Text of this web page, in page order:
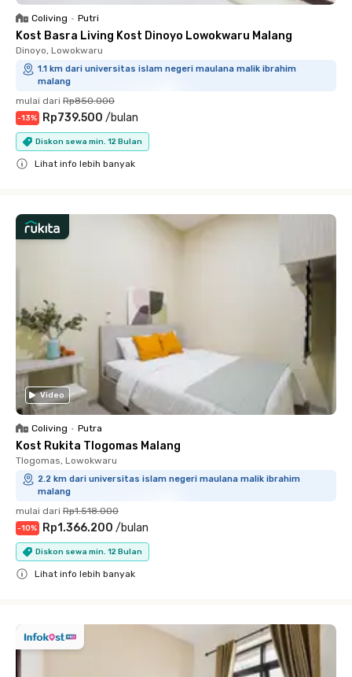
Coliving • Putri
Kost Basra Living Kost Dinoyo Lowokwaru Malang
Dinoyo, Lowokwaru
1.1 km dari universitas islam negeri maulana malik ibrahim
malang
mulai dari Rp850.000
-13% Rp739.500 /bulan
Diskon sewa min. 12 Bulan
Lihat info lebih banyak
Video
Coliving • Putra
Kost Rukita Tlogomas Malang
Tlogomas, Lowokwaru
2.2 km dari universitas islam negeri maulana malik ibrahim
malang
mulai dari Rp1.518.000
-10% Rp1.366.200 /bulan
Diskon sewa min. 12 Bulan
Lihat info lebih banyak